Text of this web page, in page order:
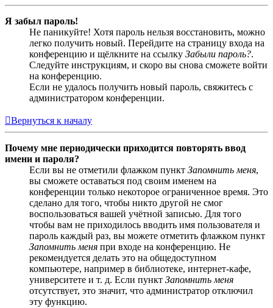
Я забыл пароль!
Не паникуйте! Хотя пароль нельзя восстановить, можно
легко получить новый. Перейдите на страницу входа на
конференцию и щёлкните на ссылку Забыли пароль?.
Следуйте инструкциям, и скоро вы снова сможете войти
на конференцию.
Если не удалось получить новый пароль, свяжитесь с
администратором конференции.
Вернуться к началу
Почему мне периодически приходится повторять ввод
имени и пароля?
Если вы не отметили флажком пункт Запомнить меня,
вы сможете оставаться под своим именем на
конференции только некоторое ограниченное время. Это
сделано для того, чтобы никто другой не смог
воспользоваться вашей учётной записью. Для того
чтобы вам не приходилось вводить имя пользователя и
пароль каждый раз, вы можете отметить флажком пункт
Запомнить меня при входе на конференцию. Не
рекомендуется делать это на общедоступном
компьютере, например в библиотеке, интернет-кафе,
университете и т. д. Если пункт Запомнить меня
отсутствует, это значит, что администратор отключил
эту функцию.